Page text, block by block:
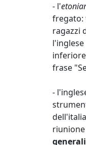
- l'
fregato:
ragazzi
l'inglese
frase
-